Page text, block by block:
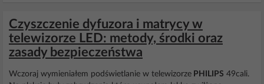
Czyszczenie dyfuzora i matrycy w
telewizorze LED: metody, środki oraz
zasady bezpieczeństwa
Wczoraj wymieniałem podświetlanie w telewizorze PHILIPS 49cali.